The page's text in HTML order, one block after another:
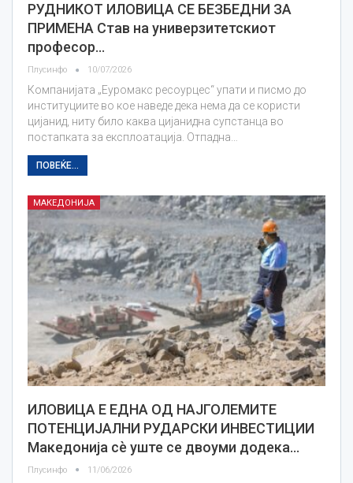
РУДНИКОТ ИЛОВИЦА СЕ БЕЗБЕДНИ ЗА
ПРИМЕНА Став на универзитетскиот
професор…
Плусинфо 10/07/2026
Компанијата „Еуромакс ресоурцес“ упати и писмо до
институциите во кое наведе дека нема да се користи
цијанид, ниту било каква цијанидна супстанца во
постапката за експлоатација. Отпадна…
ПОВЕЌЕ...
МАКЕДОНИЈА
ИЛОВИЦА Е ЕДНА ОД НАЈГОЛЕМИТЕ
ПОТЕНЦИЈАЛНИ РУДАРСКИ ИНВЕСТИЦИИ
Македонија сè уште се двоуми додека…
Плусинфо 11/06/2026